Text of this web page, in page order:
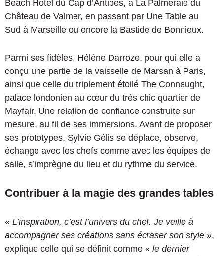
Beach Hotel du Cap d’Antibes, à La Palmeraie du
Château de Valmer, en passant par Une Table au
Sud à Marseille ou encore la Bastide de Bonnieux.
Parmi ses fidèles, Hélène Darroze, pour qui elle a
conçu une partie de la vaisselle de Marsan à Paris,
ainsi que celle du triplement étoilé The Connaught,
palace londonien au cœur du très chic quartier de
Mayfair. Une relation de confiance construite sur
mesure, au fil de ses immersions. Avant de proposer
ses prototypes, Sylvie Gélis se déplace, observe,
échange avec les chefs comme avec les équipes de
salle, s’imprègne du lieu et du rythme du service.
Contribuer à la magie des grandes tables
« L’inspiration, c’est l’univers du chef. Je veille à
accompagner ses créations sans écraser son style »,
explique celle qui se définit comme « le dernier